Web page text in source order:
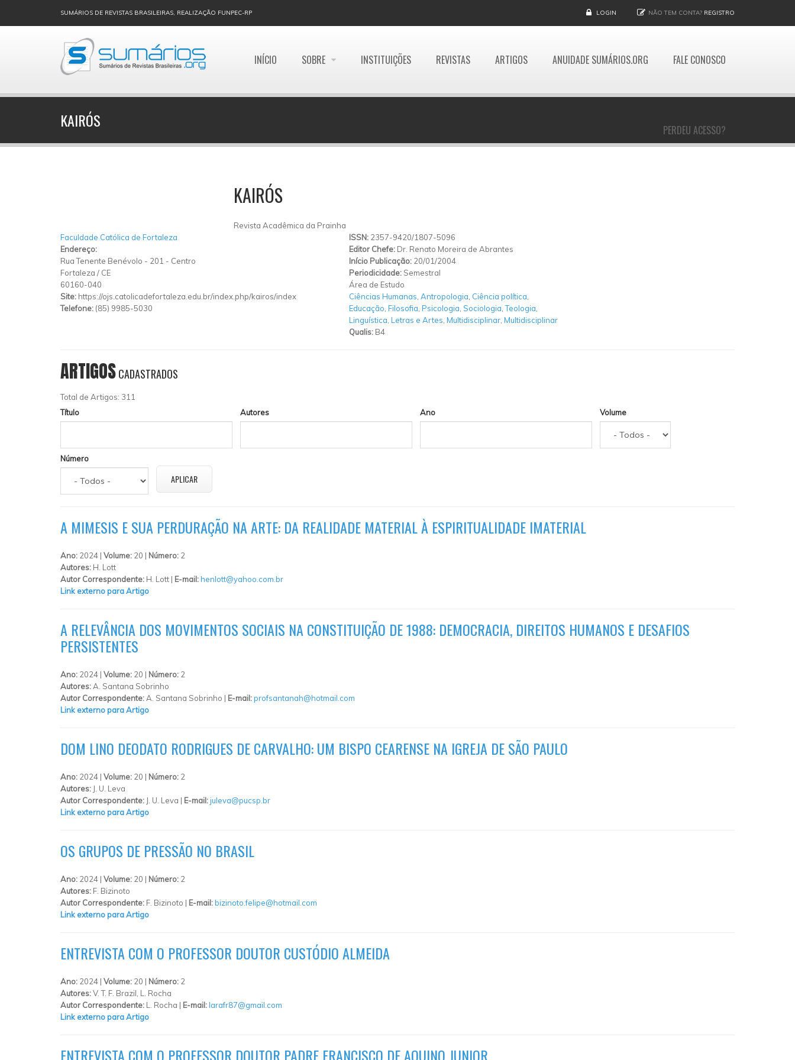
SUMÁRIOS DE REVISTAS BRASILEIRAS, REALIZAÇÃO FUNPEC-RP LOGIN NÃO TEM CONTA? REGISTRO
INÍCIO SOBRE INSTITUIÇÕES REVISTAS ARTIGOS ANUIDADE SUMÁRIOS.ORG FALE CONOSCO
PERDEU ACESSO?
KAIRÓS
KAIRÓS
Revista Acadêmica da Prainha
Faculdade Católica de Fortaleza
Endereço:
Rua Tenente Benévolo - 201 - Centro
Fortaleza / CE
60160-040
Site: https://ojs.catolicadefortaleza.edu.br/index.php/kairos/index
Telefone: (85) 9985-5030
ISSN: 2357-9420/1807-5096
Editor Chefe: Dr. Renato Moreira de Abrantes
Início Publicação: 20/01/2004
Periodicidade: Semestral
Área de Estudo
Ciências Humanas Antropologia Ciência política
Educação Filosofia Psicologia Sociologia ,Teologia
Linguística, Letras e Artes Multidisciplinar, Multidisciplinar
Qualis: B4
ARTIGOSCADASTRADOS
Total de Artigos: 311
Título
Autores Ano Volume
Número
A MIMESIS E SUA PERDURAÇÃO NA ARTE: DA REALIDADE MATERIAL À ESPIRITUALIDADE IMATERIAL
Ano: 2024 | Volume: 20 | Número: 2
Autores: H. Lott
Autor Correspondente: H. Lott | E-mail:henlott@yahoo.com.br
Link externo para Artigo
A RELEVÂNCIA DOS MOVIMENTOS SOCIAIS NA CONSTITUIÇÃO DE 1988: DEMOCRACIA, DIREITOS HUMANOS E DESAFIOS
PERSISTENTES
Ano: 2024 | Volume: 20 | Número: 2
Autores:A. Santana Sobrinho
Autor Correspondente:A. Santana Sobrinho | E-mail:profsantanah@hotmail.com
Link externo para Artigo
DOM LINO DEODATO RODRIGUES DE CARVALHO: UM BISPO CEARENSE NA IGREJA DE SÃO PAULO
Ano: 2024 | Volume: 20 | Número: 2
Autores: J. U. Leva
Autor Correspondente: J. U. Leva | E-mail:juleva@pucsp.br
Link externo para Artigo
OS GRUPOS DE PRESSÃO NO BRASIL
Ano: 2024 | Volume: 20 | Número: 2
Autores: F. Bizinoto
Autor Correspondente: F. Bizinoto | E-mail:bizinoto.felipe@hotmail.com
Link externo para Artigo
ENTREVISTA COM O PROFESSOR DOUTOR CUSTÓDIO ALMEIDA
Ano: 2024 | Volume: 20 | Número: 2
Autores:V. T. F. Brazil, L. Rocha
Autor Correspondente: L. Rocha | E-mail:larafr87@gmail.com
Link externo para Artigo
ENTREVISTA COM O PROFESSOR DOUTOR PADRE FRANCISCO DE AQUINO JUNIOR